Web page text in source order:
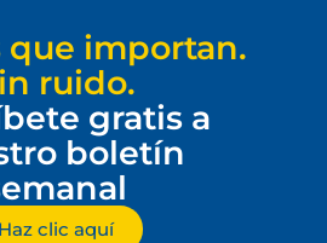
que importan.
ruido.
gratis a
boletín
Haz clic aquí